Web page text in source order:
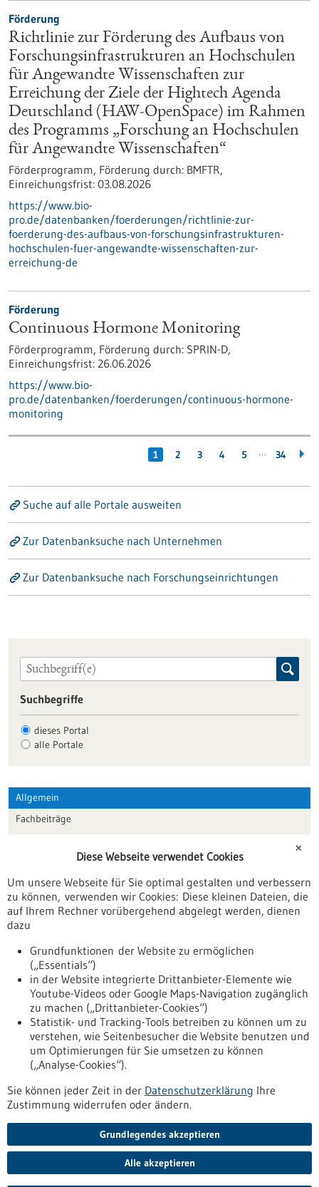
Förderung
Richtlinie zur Förderung des Aufbaus von
Forschungsinfrastrukturen an Hochschulen
für Angewandte Wissenschaften zur
Erreichung der Ziele der Hightech Agenda
Deutschland (HAW-OpenSpace) im Rahmen
des Programms „Forschung an Hochschulen
für Angewandte Wissenschaften“
Förderprogramm, Förderung durch: BMFTR,
Einreichungsfrist: 03.08.2026
https://www.bio-
pro.de/datenbanken/foerderungen/richtlinie-zur-
foerderung-des-aufbaus-von-forschungsinfrastrukturen-
hochschulen-fuer-angewandte-wissenschaften-zur-
erreichung-de
Förderung
Continuous Hormone Monitoring
Förderprogramm, Förderung durch: SPRIN-D,
Einreichungsfrist: 26.06.2026
https://www.bio-
pro.de/datenbanken/foerderungen/continuous-hormone-
monitoring
1 2 3 4 5 … 34
Suche auf alle Portale ausweiten
Zur Datenbanksuche nach Unternehmen
Zur Datenbanksuche nach Forschungseinrichtungen
Suchbegriffe
dieses Portal
alle Portale
Allgemein
Fachbeiträge
Veranstaltungen
Erscheinungsdatum
Nach oben
Informiert bleiben
Newsletter abonnieren
✕
Diese Webseite verwendet Cookies
Um unsere Webseite für Sie optimal gestalten und verbessern
zu können, verwenden wir Cookies: Diese kleinen Dateien, die
auf Ihrem Rechner vorübergehend abgelegt werden, dienen
dazu
Grundfunktionen der Website zu ermöglichen
(„Essentials“)
in der Website integrierte Drittanbieter-Elemente wie
Youtube-Videos oder Google Maps-Navigation zugänglich
zu machen („Drittanbieter-Cookies“)
Statistik- und Tracking-Tools betreiben zu können um zu
verstehen, wie Seitenbesucher die Website benutzen und
um Optimierungen für Sie umsetzen zu können
(„Analyse-Cookies“).
Sie können jeder Zeit in der Datenschutzerklärung Ihre
Zustimmung widerrufen oder ändern.
Grundlegendes akzeptieren
Alle akzeptieren